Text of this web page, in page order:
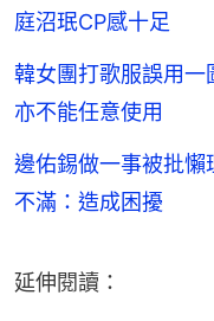
庭沼珉CP感十足
韓女團打歌服誤用
亦不能任意使用
邊佑錫做一事被批
不滿：造成困擾
延伸閱讀：